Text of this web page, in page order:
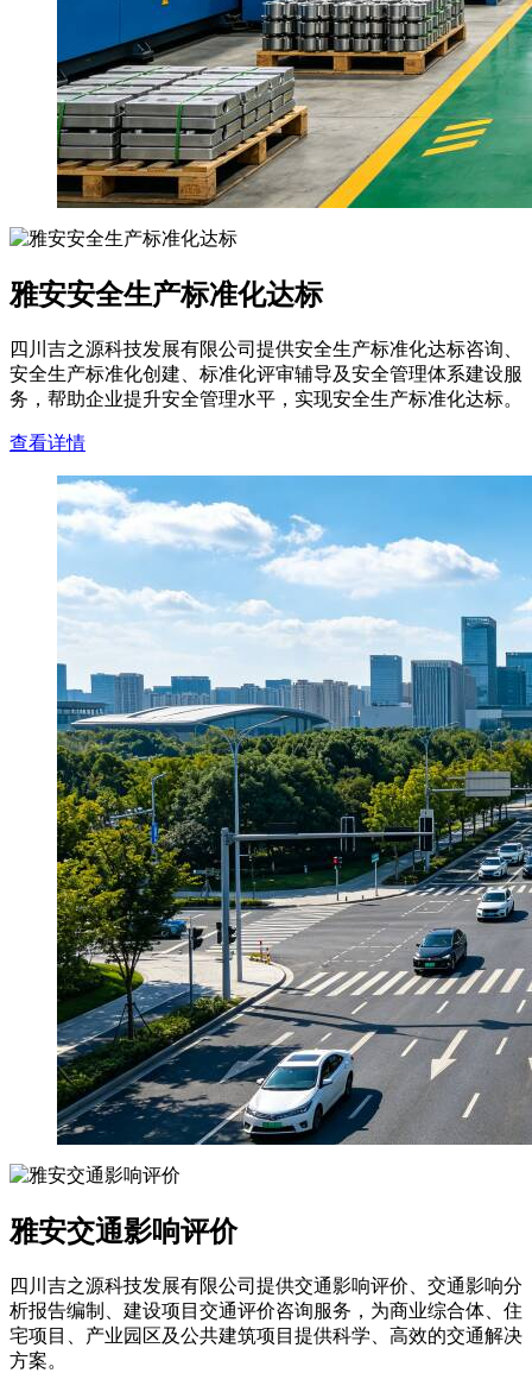
雅安安全生产标准化达标
四川吉之源科技发展有限公司提供安全生产标准化达标咨询、
安全生产标准化创建、标准化评审辅导及安全管理体系建设服
务，帮助企业提升安全管理水平，实现安全生产标准化达标。
查看详情
雅安交通影响评价
四川吉之源科技发展有限公司提供交通影响评价、交通影响分
析报告编制、建设项目交通评价咨询服务，为商业综合体、住
宅项目、产业园区及公共建筑项目提供科学、高效的交通解决
方案。